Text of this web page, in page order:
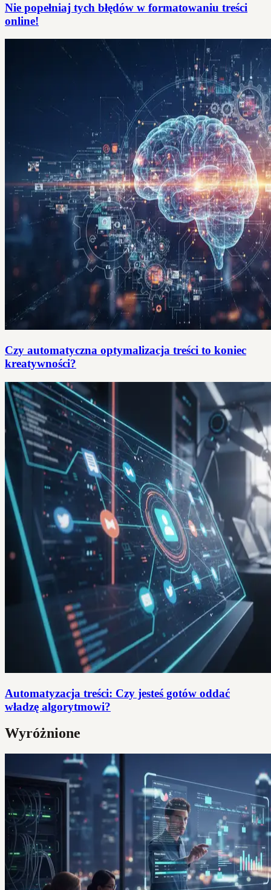
Nie popełniaj tych błędów w formatowaniu treści
online!
Czy automatyczna optymalizacja treści to koniec
kreatywności?
Automatyzacja treści: Czy jesteś gotów oddać
władzę algorytmowi?
Wyróżnione